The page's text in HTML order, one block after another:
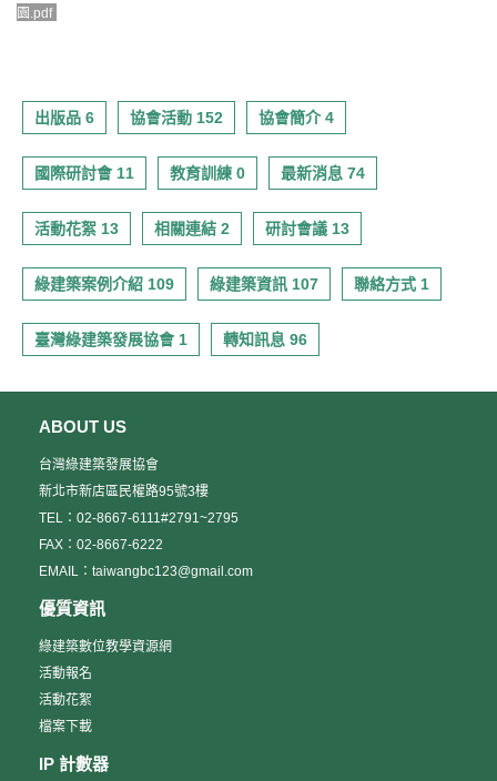
園.pdf
出版品 6 協會活動 152 協會簡介 4
國際研討會 11 教育訓練 0 最新消息 74
活動花絮 13 相關連結 2 研討會議 13
綠建築案例介紹 109 綠建築資訊 107 聯絡方式 1
臺灣綠建築發展協會 1 轉知訊息 96
ABOUT US
台灣綠建築發展協會
新北市新店區民權路95號3樓
TEL：02-8667-6111#2791~2795
FAX：02-8667-6222
EMAIL：taiwangbc123@gmail.com
優質資訊
綠建築數位教學資源網
活動報名
活動花絮
檔案下載
IP 計數器